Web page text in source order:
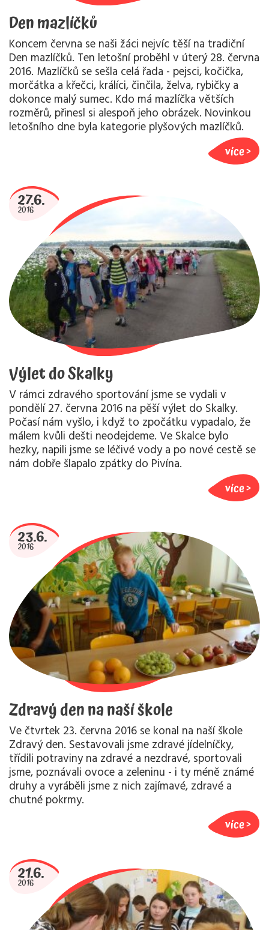
Den mazlíčků
Koncem června se naši žáci nejvíc těší na tradiční
Den mazlíčků. Ten letošní proběhl v úterý 28. června
2016. Mazlíčků se sešla celá řada - pejsci, kočička,
morčátka a křečci, králíci, činčila, želva, rybičky a
dokonce malý sumec. Kdo má mazlíčka větších
rozměrů, přinesl si alespoň jeho obrázek. Novinkou
letošního dne byla kategorie plyšových mazlíčků.
více
27.6.
2016
Výlet do Skalky
V rámci zdravého sportování jsme se vydali v
pondělí 27. června 2016 na pěší výlet do Skalky.
Počasí nám vyšlo, i když to zpočátku vypadalo, že
málem kvůli dešti neodejdeme. Ve Skalce bylo
hezky, napili jsme se léčivé vody a po nové cestě se
nám dobře šlapalo zpátky do Pivína.
více
23.6.
2016
Zdravý den na naší škole
Ve čtvrtek 23. června 2016 se konal na naší škole
Zdravý den. Sestavovali jsme zdravé jídelníčky,
třídili potraviny na zdravé a nezdravé, sportovali
jsme, poznávali ovoce a zeleninu - i ty méně známé
druhy a vyráběli jsme z nich zajímavé, zdravé a
chutné pokrmy.
více
21.6.
2016